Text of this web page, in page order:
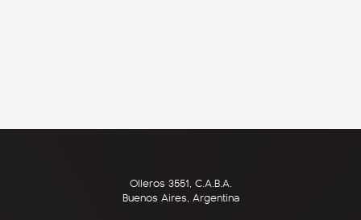
Olleros 3551, C.A.B.A.
Buenos Aires, Argentina